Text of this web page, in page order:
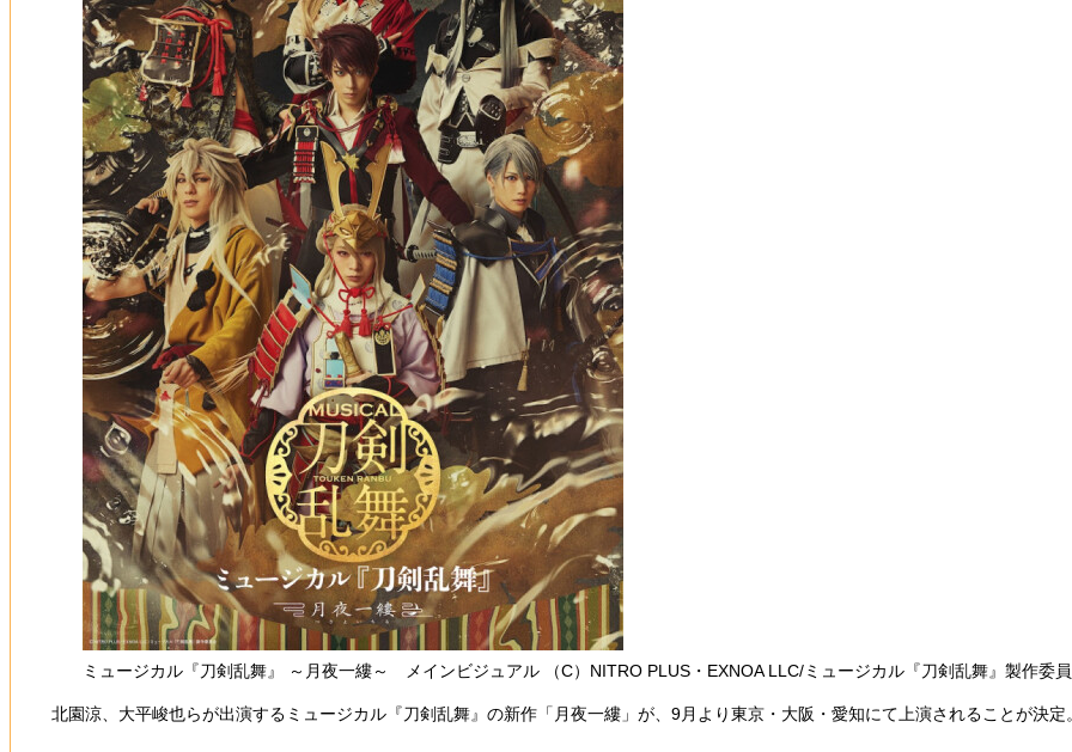
ミュージカル『刀剣乱舞』 ～月夜一縷～ メインビジュアル （C）NITRO PLUS・EXNOA LLC/ミュージカル『刀剣乱舞』製作委
北園涼、大平峻也らが出演するミュージカル『刀剣乱舞』の新作「月夜一縷」が、9月より東京・大阪・愛知にて上演されることが決